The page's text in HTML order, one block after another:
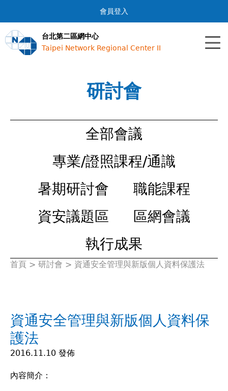
Jump to navigation
會員登入
台北第二區網中心
Taipei Network Regional Center II
研討會
全部會議
專業/證照課程/通識
暑期研討會
職能課程
資安議題區
區網會議
執行成果
您
這
裡
首頁 > 研討會 > 資通安全管理與新版個人資料保護法
資通安全管理與新版個人資料保
護法
2016.11.10 發佈
內容簡介：